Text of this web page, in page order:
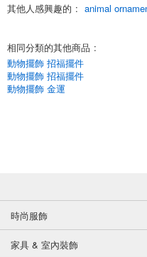
其他人感興趣的 : animal
相同分類的其他商品 :
動物擺飾 招福擺件
動物擺飾 招福擺件
動物擺飾 金運
時尚服飾
家具 & 室內裝飾